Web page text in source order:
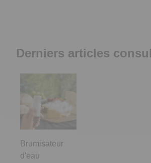
Derniers articles
Brumisateur
d'eau